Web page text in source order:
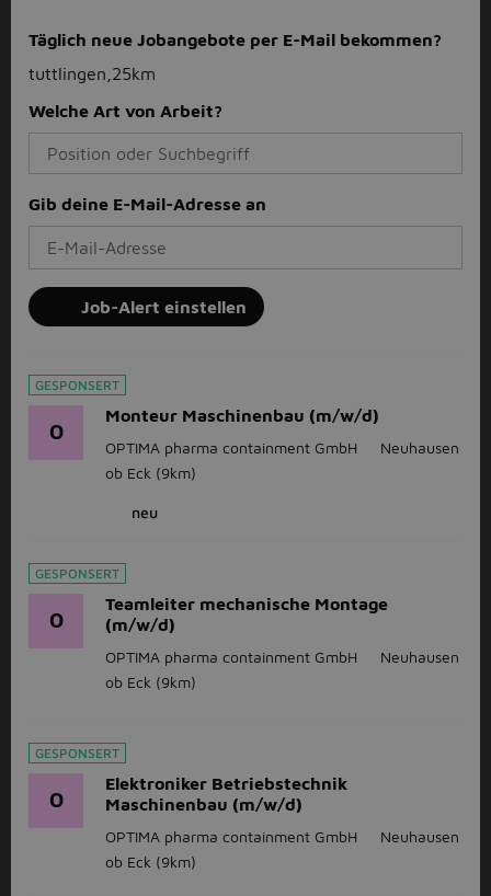
Täglich neue Jobangebote per E-Mail bekommen?
tuttlingen,25km
Welche Art von Arbeit?
Gib deine E-Mail-Adresse an
Job-Alert einstellen
GESPONSERT
O
Monteur Maschinenbau (m/w/d)
OPTIMA pharma containment GmbH
Neuhausen
ob Eck (9km)
neu
GESPONSERT
O
Teamleiter mechanische Montage
(m/w/d)
OPTIMA pharma containment GmbH
Neuhausen
ob Eck (9km)
GESPONSERT
O
Elektroniker Betriebstechnik
Maschinenbau (m/w/d)
OPTIMA pharma containment GmbH
Neuhausen
ob Eck (9km)